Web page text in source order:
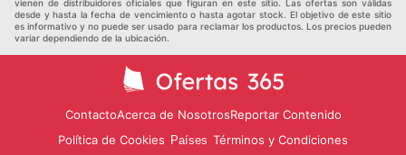
vienen de distribuidores oficiales que figuran en este sitio. Las ofertas son válidas
desde y hasta la fecha de vencimiento o hasta agotar stock. El objetivo de este sitio
es informativo y no puede ser usado para reclamar los productos. Los precios pueden
variar dependiendo de la ubicación.
ContactoAcerca de NosotrosReportar Contenido
Política de Cookies Países Términos y Condiciones